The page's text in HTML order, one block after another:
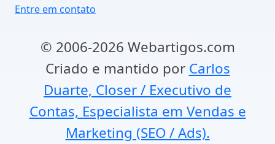
Entre em contato
© 2006-2026 Webartigos.com
Criado e mantido por Carlos
Duarte, Closer / Executivo de
Contas, Especialista em Vendas e
Marketing (SEO / Ads).